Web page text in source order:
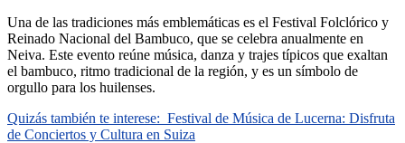
Una de las tradiciones más emblemáticas es el Festival Folclórico y
Reinado Nacional del Bambuco, que se celebra anualmente en
Neiva. Este evento reúne música, danza y trajes típicos que exaltan
el bambuco, ritmo tradicional de la región, y es un símbolo de
orgullo para los huilenses.
Quizás también te interese: Festival de Música de Lucerna: Disfruta
de Conciertos y Cultura en Suiza